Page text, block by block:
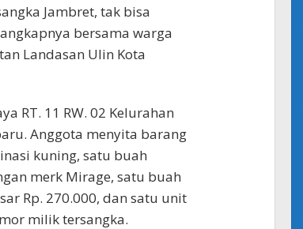
Jambret, tak bisa
bersama warga
Landasan Ulin Kota
RT. 11 RW. 02 Kelurahan
Anggota menyita barang
kuning, satu buah
merk Mirage, satu buah
Rp. 270.000, dan satu unit
milik tersangka.